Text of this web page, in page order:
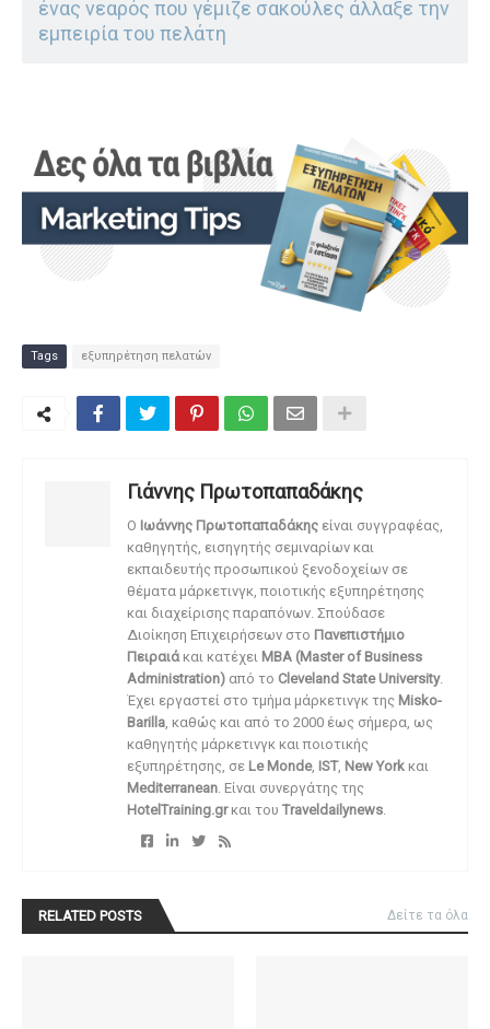
ένας νεαρός που γέμιζε σακούλες άλλαξε την
εμπειρία του πελάτη
Tags εξυπηρέτηση πελατών
Γιάννης Πρωτοπαπαδάκης
O Ιωάννης Πρωτοπαπαδάκης είναι συγγραφέας,
καθηγητής, εισηγητής σεμιναρίων και
εκπαιδευτής προσωπικού ξενοδοχείων σε
θέματα μάρκετινγκ, ποιοτικής εξυπηρέτησης
και διαχείρισης παραπόνων. Σπούδασε
Διοίκηση Επιχειρήσεων στο Πανεπιστήμιο
Πειραιά και κατέχει MBA (Master of Business
Administration) από το Cleveland State University.
Έχει εργαστεί στο τμήμα μάρκετινγκ της Misko-
Barilla , καθώς και από το 2000 έως σήμερα, ως
καθηγητής μάρκετινγκ και ποιοτικής
εξυπηρέτησης, σε Le Monde, IST, New York και
Mediterranean . Είναι συνεργάτης της
HotelTraining.grκαι του Traveldailynews
RELATED POSTS Δείτε τα όλα